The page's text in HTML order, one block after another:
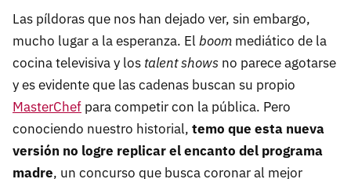
Las píldoras que nos han dejado ver, sin embargo,
mucho lugar a la esperanza. El boom mediático de la
cocina televisiva y los talent shows no parece agotarse
y es evidente que las cadenas buscan su propio
MasterChef para competir con la pública. Pero
conociendo nuestro historial, temo que esta nueva
versión no logre replicar el encanto del programa
madre, un concurso que busca coronar al mejor